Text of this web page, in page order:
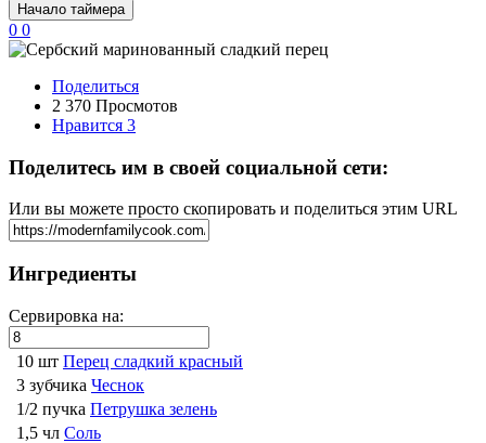
Начало таймера
0 0
Поделиться
2 370 Просмотов
Нравится 3
Поделитесь им в своей социальной сети:
Или вы можете просто скопировать и поделиться этим URL
Ингредиенты
Сервировка на:
10 шт Перец сладкий красный
3 зубчика Чеснок
1/2 пучка Петрушка зелень
1,5 чл Соль